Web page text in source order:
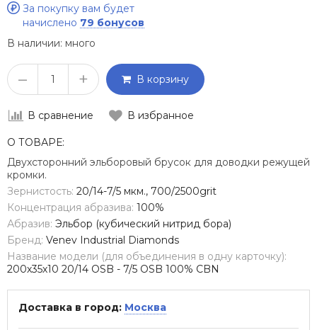
За покупку вам будет
начислено 79 бонусов
В наличии: много
– + В корзину
В сравнение В избранное
О ТОВАРЕ:
Двухсторонний эльборовый брусок для доводки режущей
кромки.
Зернистость: 20/14-7/5 мкм., 700/2500grit
Концентрация абразива: 100%
Абразив: Эльбор (кубический нитрид бора)
Бренд: Venev Industrial Diamonds
Название модели (для объединения в одну карточку):
200х35х10 20/14 OSB - 7/5 OSB 100% CBN
Доставка в город: Москва